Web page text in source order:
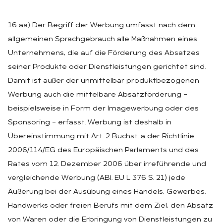
16 aa) Der Begriff der Werbung umfasst nach dem
allgemeinen Sprachgebrauch alle Maßnahmen eines
Unternehmens, die auf die Förderung des Absatzes
seiner Produkte oder Dienstleistungen gerichtet sind.
Damit ist außer der unmittelbar produktbezogenen
Werbung auch die mittelbare Absatzförderung –
beispielsweise in Form der Imagewerbung oder des
Sponsoring – erfasst. Werbung ist deshalb in
Übereinstimmung mit Art. 2 Buchst. a der Richtlinie
2006/114/EG des Europäischen Parlaments und des
Rates vom 12. Dezember 2006 über irreführende und
vergleichende Werbung (ABl. EU L 376 S. 21) jede
Äußerung bei der Ausübung eines Handels, Gewerbes,
Handwerks oder freien Berufs mit dem Ziel, den Absatz
von Waren oder die Erbringung von Dienstleistungen zu